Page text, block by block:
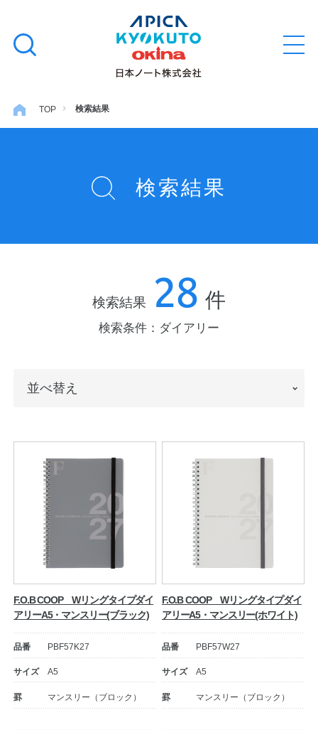
文
キ
ッ
閉
検
る
ファイル・バインダー
工場フォトツアー
企業情報 SDGsと未来
カタログ お知らせ
お問い合わせ プライバシーポリシー
English
TOP 検索結果
検索結果
検索結果 28 件
検索条件： ダイアリー
え
並べ替え
F.O.B COOP Wリングタイプダイ
アリーA5・マンスリー(ブラック)
品番 PBF57K27
サイズ A5
罫 マンスリー（ブロック）
F.O.B COOP Wリングタイプダイ
アリーA5・マンスリー(ホワイト)
品番 PBF57W27
サイズ A5
罫 マンスリー（ブロック）